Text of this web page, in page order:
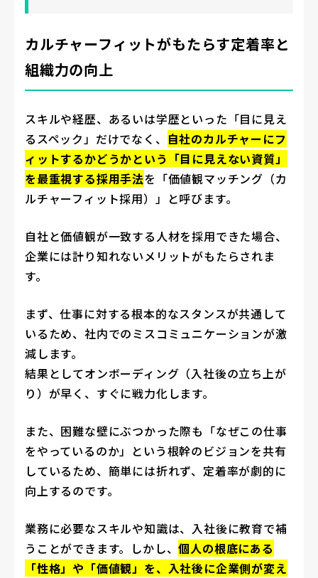
カルチャーフィットがもたらす定着率と
組織力の向上
スキルや経歴、あるいは学歴といった「目に見え
るスペック」だけでなく、 自社のカルチャーにフ
ィットするかどうかという「目に見えない資質」
を最重視する採用手法を「価値観マッチング（カ
ルチャーフィット採用）」と呼びます。
自社と価値観が一致する人材を採用できた場合、
企業には計り知れないメリットがもたらされま
す。
まず、仕事に対する根本的なスタンスが共通して
いるため、社内でのミスコミュニケーションが激
減します。
結果としてオンボーディング（入社後の立ち上が
り）が早く、すぐに戦力化します。
また、困難な壁にぶつかった際も「なぜこの仕事
をやっているのか」という根幹のビジョンを共有
しているため、簡単には折れず、定着率が劇的に
向上するのです。
業務に必要なスキルや知識は、入社後に教育で補
うことができます。しかし、個人の根底にある
「性格」や「価値観」を、入社後に企業側が変え